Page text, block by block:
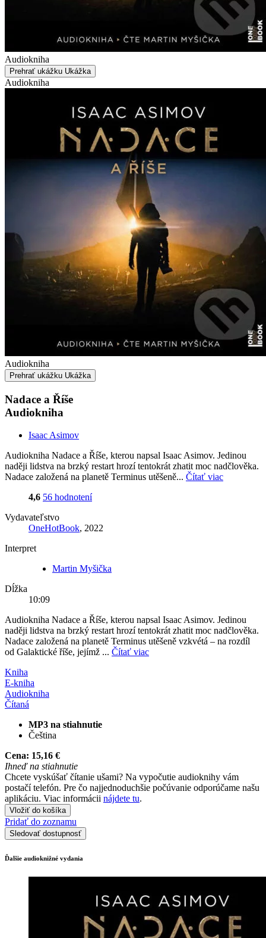
Audiokniha
Prehrať ukážku Ukážka
Audiokniha
Audiokniha
Prehrať ukážku Ukážka
Nadace a Říše
Audiokniha
Isaac Asimov
Audiokniha Nadace a Říše, kterou napsal Isaac Asimov. Jedinou
naději lidstva na brzký restart hrozí tentokrát zhatit moc nadčlověka.
Nadace založená na planetě Terminus utěšeně... Čítať viac
4,6 56 hodnotení
Vydavateľstvo
OneHotBook, 2022
Interpret
Martin Myšička
Dĺžka
10:09
Audiokniha Nadace a Říše, kterou napsal Isaac Asimov. Jedinou
naději lidstva na brzký restart hrozí tentokrát zhatit moc nadčlověka.
Nadace založená na planetě Terminus utěšeně vzkvétá – na rozdíl
od Galaktické říše, jejímž ... Čítať viac
Kniha
E-kniha
Audiokniha
Čítaná
MP3 na stiahnutie
Čeština
Cena: 15,16 €
Ihneď na stiahnutie
Chcete vyskúšať čítanie ušami? Na vypočutie audioknihy vám
postačí telefón. Pre čo najjednoduchšie počúvanie odporúčame našu
aplikáciu. Viac informácii nájdete tu.
Vložiť do košíka
Pridať do zoznamu
Sledovať dostupnosť
Ďalšie audioknižné vydania